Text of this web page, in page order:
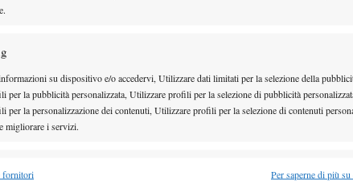
su dispositivo e/o accedervi, Utilizzare dati limitati per la selezione della
per la pubblicità personalizzata, Utilizzare profili per la selezione di pubblicità
per la personalizzazione dei contenuti, Utilizzare profili per la selezione di contenuti
migliorare i servizi.
fornitori Per saperne di più
in campo a causa delle pubblicità collocate in
2026. La quattro volte campionessa del
di un cambiamento: “
più alta, se queste cose continuano a